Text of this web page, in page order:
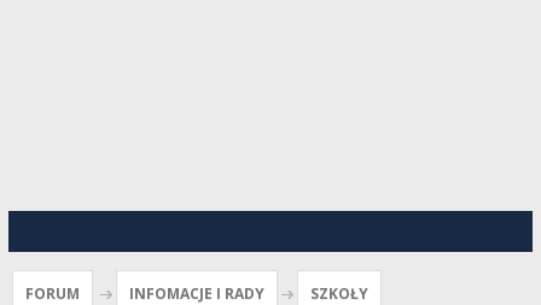
FORUM INFOMACJE I RADY SZKOŁY